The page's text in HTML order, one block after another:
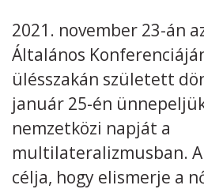
KAPCSOLAT
Kövess minket
Adatkezelési tájékoztató
2021. november 23-án
Általános
ülésszakán született
január 25-én
nemzetközi napját a
multilateralizmusban.
célja, hogy elismerje a